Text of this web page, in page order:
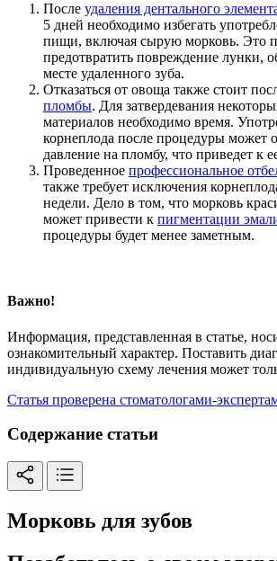
После удаления дентального
5 дней необходимо избегать
пищи, включая сырую морковь. Это
предотвратить повреждение лунки,
месте удаленного зуба.
Отказаться от овоща также стоит
пломбы. Для затвердевания
материалов необходимо время.
корнеплода после процедуры может
давление на пломбу, что приведет к
Проведенное профессиональное
также требует исключения
недели. Дело в том, что морковь
может привести к пигментации
процедуры будет менее заметным.
Важно!
Информация, представленная в статье,
ознакомительный характер. Поставить
индивидуальную схему лечения может
Статья проверена стоматологами-
Содержание статьи
Морковь для зубов